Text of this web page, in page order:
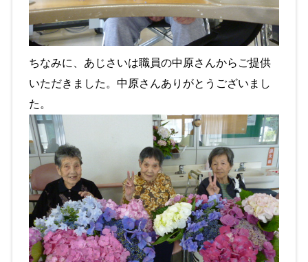
ちなみに、あじさいは職員の中原さんからご提供
いただきました。中原さんありがとうございまし
た。